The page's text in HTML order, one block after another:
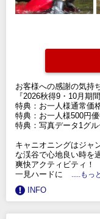
お客様への感謝の気持
『2026秋得9・10月期
特典：お一人様通常価
特典：お一人様500円
特典：写真データ1グ
キャニオニングはジャ
な渓谷で心地良い時を
爽快アクティビティ！
一見ハードに
.....もっ
INFO